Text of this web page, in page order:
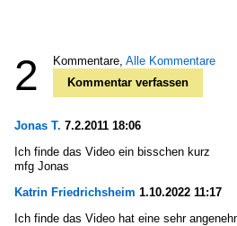
2 Kommentare, Alle Kommentare
Kommentar verfassen
Jonas T. 7.2.2011 18:06
Ich finde das Video ein bisschen kurz
mfg Jonas
Katrin Friedrichsheim 1.10.2022 11:17
Ich finde das Video hat eine sehr